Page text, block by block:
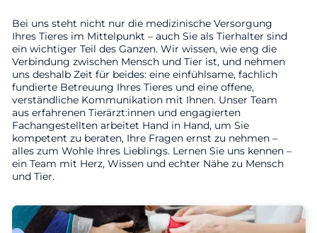
Bei uns steht nicht nur die medizinische Versorgung
Ihres Tieres im Mittelpunkt – auch Sie als Tierhalter sind
ein wichtiger Teil des Ganzen. Wir wissen, wie eng die
Verbindung zwischen Mensch und Tier ist, und nehmen
uns deshalb Zeit für beides: eine einfühlsame, fachlich
fundierte Betreuung Ihres Tieres und eine offene,
verständliche Kommunikation mit Ihnen. Unser Team
aus erfahrenen Tierärzt:innen und engagierten
Fachangestellten arbeitet Hand in Hand, um Sie
kompetent zu beraten, Ihre Fragen ernst zu nehmen –
alles zum Wohle Ihres Lieblings. Lernen Sie uns kennen –
ein Team mit Herz, Wissen und echter Nähe zu Mensch
und Tier.